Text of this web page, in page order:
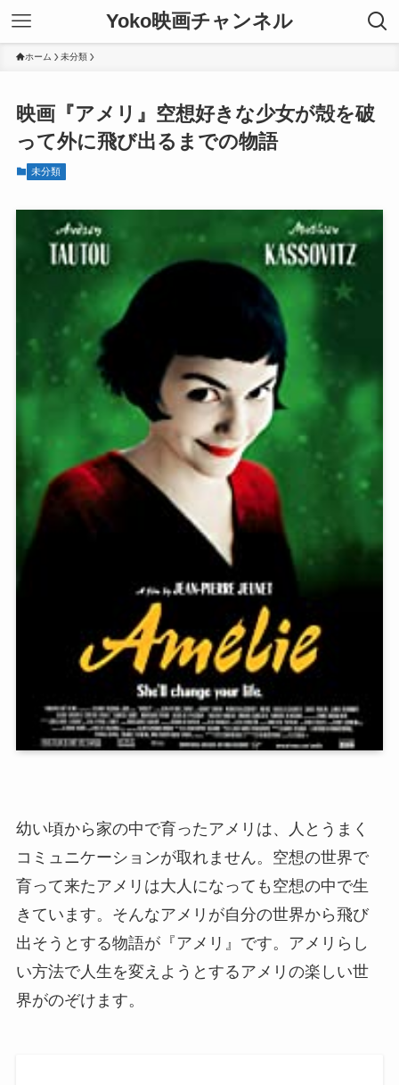
Yoko映画チャンネル
ホーム 未分類
映画『アメリ』空想好きな少女が殻を破
って外に飛び出るまでの物語
未分類
幼い頃から家の中で育ったアメリは、人とうまく
コミュニケーションが取れません。空想の世界で
育って来たアメリは大人になっても空想の中で生
きています。そんなアメリが自分の世界から飛び
出そうとする物語が『アメリ』です。アメリらし
い方法で人生を変えようとするアメリの楽しい世
界がのぞけます。